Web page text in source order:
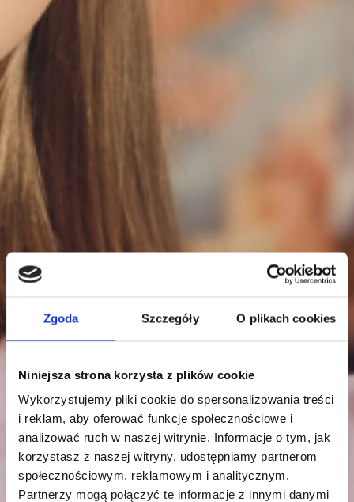
Zgoda Szczegóły O plikach cookies
Niniejsza strona korzysta z plików cookie
Wykorzystujemy pliki cookie do spersonalizowania treści
i reklam, aby oferować funkcje społecznościowe i
analizować ruch w naszej witrynie. Informacje o tym, jak
korzystasz z naszej witryny, udostępniamy partnerom
społecznościowym, reklamowym i analitycznym.
Partnerzy mogą połączyć te informacje z innymi danymi